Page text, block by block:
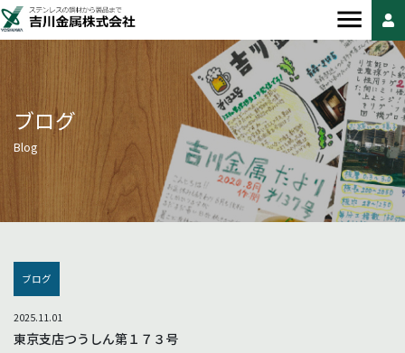
ブログ
Blog
ブログ
2025.11.01
東京支店つうしん第１７３号